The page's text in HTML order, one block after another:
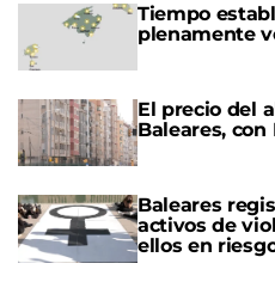
Tiempo
plenamente
El precio del
Baleares, con
Baleares
activos de
ellos en